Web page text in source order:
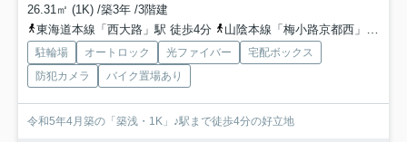
26.31㎡ (1K) /築3年 /3階建
東海道本線「西大路」駅 徒歩4分
山陰本線「梅小路京都西」駅 徒歩17分
駐輪場 オートロック 光ファイバー
宅配ボックス
防犯カメラ
バイク置場あり
令和5年4月築の「築浅・1K」♪駅まで徒歩4分の好立地